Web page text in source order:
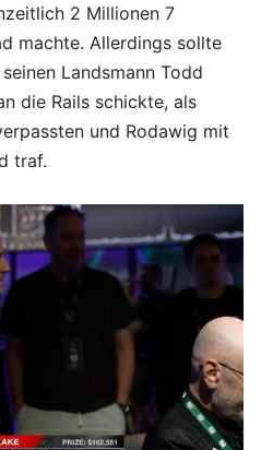
2 Millionen 7
machte. Allerdings sollte
Landsmann Todd
die Rails schickte, als
und Rodawig mit
traf.